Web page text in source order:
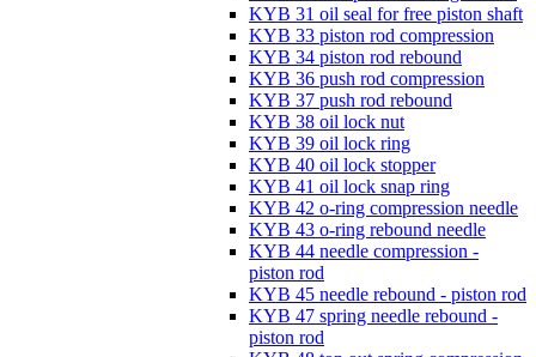
KYB 31 oil seal for free piston shaft
KYB 33 piston rod compression
KYB 34 piston rod rebound
KYB 36 push rod compression
KYB 37 push rod rebound
KYB 38 oil lock nut
KYB 39 oil lock ring
KYB 40 oil lock stopper
KYB 41 oil lock snap ring
KYB 42 o-ring compression needle
KYB 43 o-ring rebound needle
KYB 44 needle compression -
piston rod
KYB 45 needle rebound - piston rod
KYB 47 spring needle rebound -
piston rod